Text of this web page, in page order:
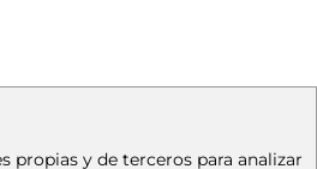
propias y de terceros para analizar